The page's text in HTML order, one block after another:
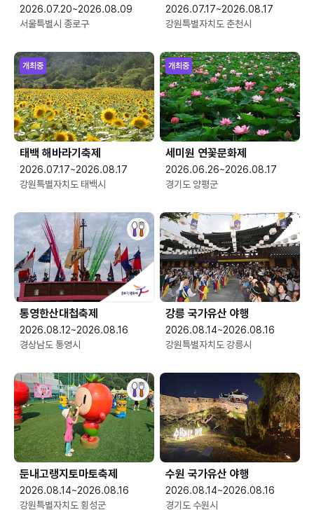
2026.07.20~2026.08.09
서울특별시 종로구
2026.07.17~2026.08.17
강원특별자치도 춘천시
개최중
태백 해바라기축제
2026.07.17~2026.08.17
강원특별자치도 태백시
개최중
세미원 연꽃문화제
2026.06.26~2026.08.17
경기도 양평군
통영한산대첩축제
2026.08.12~2026.08.16
경상남도 통영시
강릉 국가유산 야행
2026.08.14~2026.08.16
강원특별자치도 강릉시
둔내고랭지토마토축제
2026.08.14~2026.08.16
강원특별자치도 횡성군
수원 국가유산 야행
2026.08.14~2026.08.16
경기도 수원시